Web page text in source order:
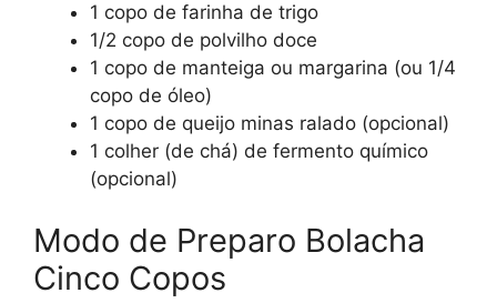
1 copo de farinha de trigo
1/2 copo de polvilho doce
1 copo de manteiga ou margarina (ou 1/4
copo de óleo)
1 copo de queijo minas ralado (opcional)
1 colher (de chá) de fermento químico
(opcional)
Modo de Preparo Bolacha
Cinco Copos